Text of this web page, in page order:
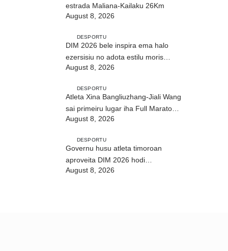
estrada Maliana-Kailaku 26Km
August 8, 2026
DESPORTU
DIM 2026 bele inspira ema halo
ezersisiu no adota estilu moris
saudável
August 8, 2026
DESPORTU
Atleta Xina Bangliuzhang-Jiali Wang
sai primeiru lugar iha Full Maratona
42Km
August 8, 2026
DESPORTU
Governu husu atleta timoroan
aproveita DIM 2026 hodi
dezenvolve kapasidade
August 8, 2026